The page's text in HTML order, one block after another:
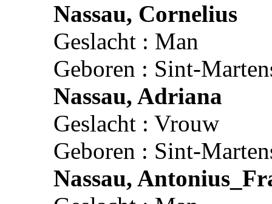
Nassau, Cornelius
Geslacht : Man
Geboren : Sint-
Nassau, Adriana
Geslacht : Vrouw
Geboren : Sint-
Nassau,